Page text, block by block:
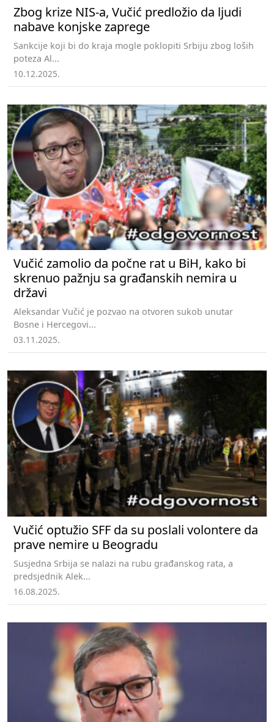
Zbog krize NIS-a, Vučić predložio da ljudi
nabave konjske zaprege
Sankcije koji bi do kraja mogle poklopiti Srbiju zbog loših
poteza Al...
10.12.2025.
Vučić zamolio da počne rat u BiH, kako bi
skrenuo pažnju sa građanskih nemira u
državi
Aleksandar Vučić je pozvao na otvoren sukob unutar
Bosne i Hercegovi...
03.11.2025.
Vučić optužio SFF da su poslali volontere da
prave nemire u Beogradu
Susjedna Srbija se nalazi na rubu građanskog rata, a
predsjednik Alek...
16.08.2025.